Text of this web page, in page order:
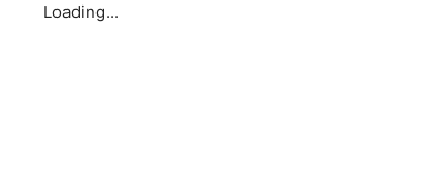
Loading...